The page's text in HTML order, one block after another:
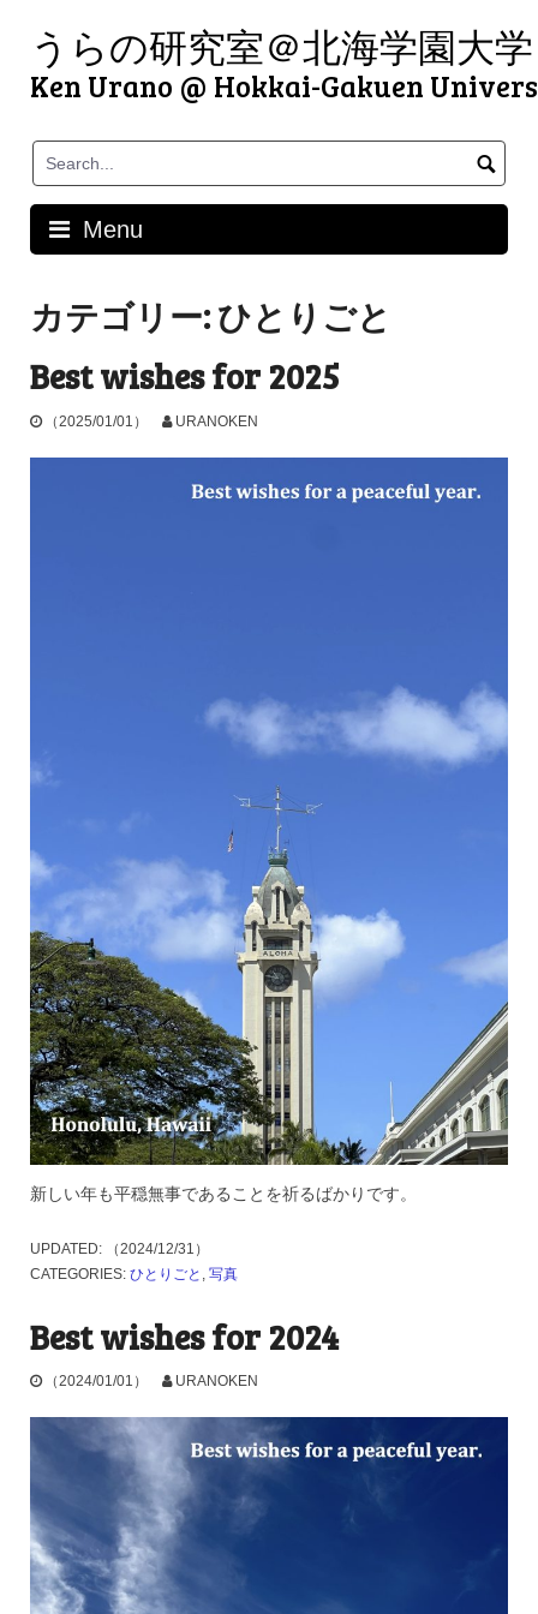
contentうらの研究室＠北海学園大学
Ken Urano @ Hokkai-Gakuen
Menu
カテゴリー:ひとりごと
Best wishes for 2025
（2025/01/01） URANOKEN
新しい年も平穏無事であることを祈るばかりです。
UPDATED:
（2024/12/31）
CATEGORIES: ひとりごと 写真
Best wishes for 2024
（2024/01/01） URANOKEN